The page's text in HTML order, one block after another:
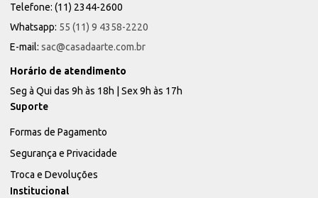
Telefone: (11) 2344-2600
Whatsapp: 55 (11) 9 4358-2220
E-mail: sac@casadaarte.com.br
Horário de atendimento
Seg à Qui das 9h às 18h | Sex 9h às 17h
Suporte
Formas de Pagamento
Segurança e Privacidade
Troca e Devoluções
Institucional